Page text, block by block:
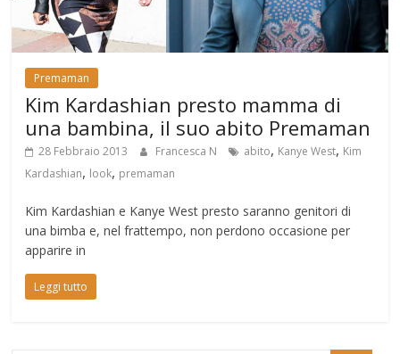
Premaman
Kim Kardashian presto mamma di
una bambina, il suo abito Premaman
28 Febbraio 2013 Francesca N abito, Kanye West, Kim
Kardashian, look, premaman
Kim Kardashian e Kanye West presto saranno genitori di
una bimba e, nel frattempo, non perdono occasione per
apparire in
Leggi tutto